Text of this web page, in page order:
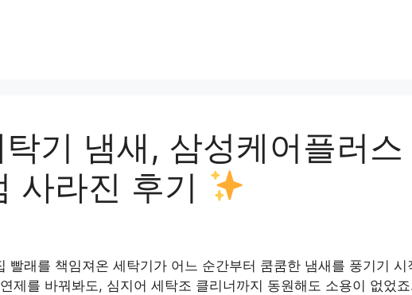
기 냄새, 삼성케어플러스
사라진 후기
빨래를 책임져온 세탁기가 어느 순간부터 쿰쿰한 냄새를 풍기기 시
제를 바꿔봐도, 심지어 세탁조 클리너까지 동원해도 소용이 없었